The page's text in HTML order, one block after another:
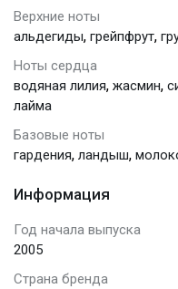
Верхние ноты
альдегиды, грейпфрут,
Ноты сердца
водяная лилия, жасмин,
лайма
Базовые ноты
гардения, ландыш,
Информация
Год начала выпуска
2005
Страна бренда